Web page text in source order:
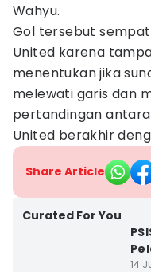
Wahyu.
Gol tersebut
United karena
menentukan jika
melewati garis dan
pertandingan antara
United berakhir
Share Article
Curated For You
14